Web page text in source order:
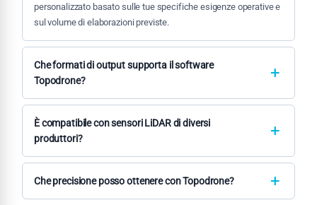
personalizzato basato sulle tue specifiche esigenze operative e
sul volume di elaborazioni previste.
Che formati di output supporta il software
Topodrone?
Topodrone supporta i principali formati standard del settore
inclusi LAS/LAZ per nuvole di punti, GeoTIFF per DTM/DSM,
shapefile per vettoriali e formati CAD come DWG/DXF per
È compatibile con sensori LiDAR di diversi
produttori?
Sì, il software Topodrone è compatibile con i principali sensori
LiDAR per droni disponibili sul mercato. Forniamo profili di
Che precisione posso ottenere con Topodrone?